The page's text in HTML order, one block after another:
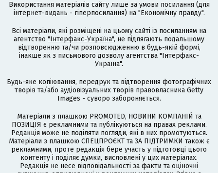
Використання матеріалів сайту лише за умови посилання (для
інтернет-видань - гіперпосилання) на "Економічну правду".
Всі матеріали, які розміщені на цьому сайті із посиланням на
агентство "Інтерфакс-Україна", не підлягають подальшому
відтворенню та/чи розповсюдженню в будь-якій формі,
інакше як з письмового дозволу агентства "Інтерфакс-
Україна".
Будь-яке копіювання, передрук та відтворення фотографічних
творів та/або аудіовізуальних творів правовласника Getty
Images - суворо забороняється.
Матеріали з плашкою PROMOTED, НОВИНИ КОМПАНІЙ та
ПОЗИЦІЯ є рекламними та публікуються на правах реклами.
Редакція може не поділяти погляди, які в них промотуються.
Матеріали з плашкою СПЕЦПРОЄКТ та ЗА ПІДТРИМКИ також є
рекламними, проте редакція бере участь у підготовці цього
контенту і поділяє думки, висловлені у цих матеріалах.
Редакція не несе відповідальності за факти та оціночні